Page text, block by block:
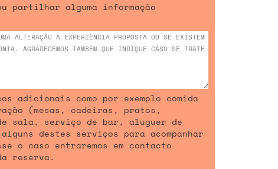
partilhar alguma informação
adicionais como por exemplo comida
(mesas, cadeiras, pratos,
sala, serviço de bar, aluguer de
destes serviços para acompanhar
o caso entraremos em contacto
reserva.